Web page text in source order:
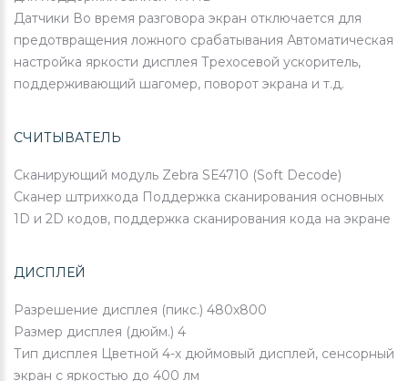
Датчики Во время разговора экран отключается для
предотвращения ложного срабатывания Автоматическая
настройка яркости дисплея Трехосевой ускоритель,
поддерживающий шагомер, поворот экрана и т.д.
СЧИТЫВАТЕЛЬ
Сканирующий модуль Zebra SE4710 (Soft Decode)
Сканер штрихкода Поддержка сканирования основных
1D и 2D кодов, поддержка сканирования кода на экране
ДИСПЛЕЙ
Разрешение дисплея (пикс.) 480х800
Размер дисплея (дюйм.) 4
Тип дисплея Цветной 4-х дюймовый дисплей, сенсорный
экран с яркостью до 400 лм